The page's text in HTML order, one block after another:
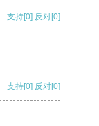
支持[0] 反对[0]
支持[0] 反对[0]